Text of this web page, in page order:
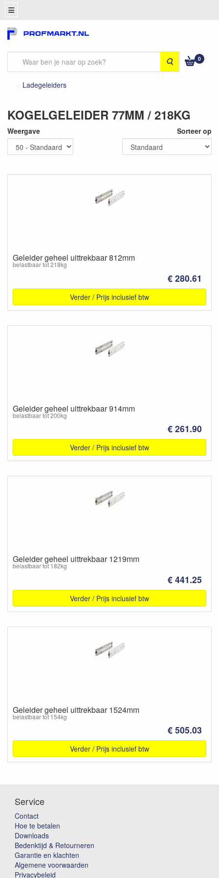
Zoeken 0
Ladegeleiders
KOGELGELEIDER 77MM / 218KG
Weergave Sorteer op
Geleider geheel uittrekbaar 812mm
belastbaar tot 218kg
€ 280.61
Verder / Prijs inclusief btw
Geleider geheel uittrekbaar 914mm
belastbaar tot 200kg
€ 261.90
Verder / Prijs inclusief btw
Geleider geheel uittrekbaar 1219mm
belastbaar tot 182kg
€ 441.25
Verder / Prijs inclusief btw
Geleider geheel uittrekbaar 1524mm
belastbaar tot 154kg
€ 505.03
Verder / Prijs inclusief btw
Service
Contact
Hoe te betalen
Downloads
Bedenktijd & Retourneren
Garantie en klachten
Algemene voorwaarden
Privacybeleid